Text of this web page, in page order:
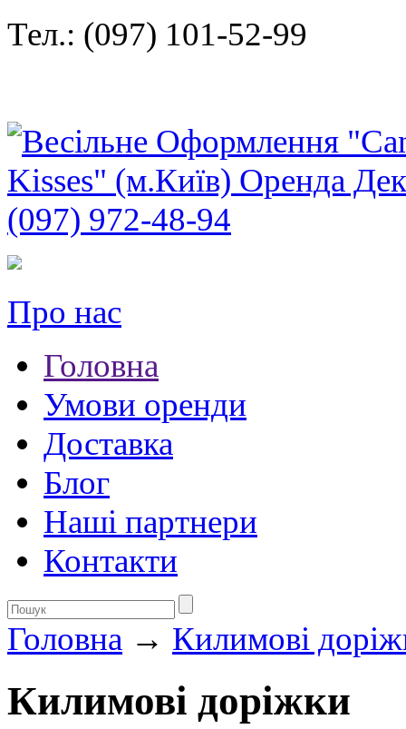
Тел.: (097) 101-52-99
Про нас
Головна
Умови оренди
Доставка
Блог
Нашi партнери
Контакти
Головна → Килимовi
Килимовi дорiжки